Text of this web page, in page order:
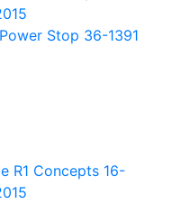
Stop 36-1391